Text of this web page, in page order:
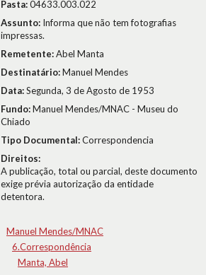
Pasta:04633.003.022
Assunto: Informa que não tem fotografias
impressas.
Remetente:Abel Manta
Destinatário:Manuel Mendes
Data:Segunda, 3 de Agosto de 1953
Fundo:Manuel Mendes/MNAC - Museu do
Chiado
Tipo Documental:Correspondencia
Direitos:
A publicação, total ou parcial, deste documento
exige prévia autorização da entidade
detentora.
Manuel Mendes/MNAC
6.Correspondência
Manta, Abel